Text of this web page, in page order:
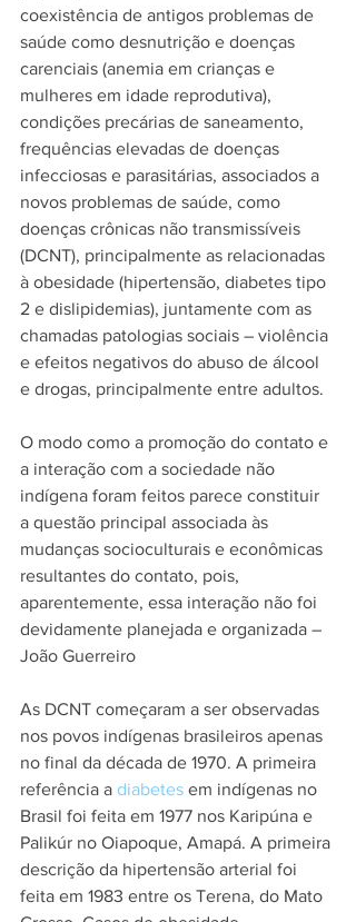
coexistência de antigos problemas de
saúde como desnutrição e doenças
carenciais (anemia em crianças e
mulheres em idade reprodutiva),
condições precárias de saneamento,
frequências elevadas de doenças
infecciosas e parasitárias, associados a
novos problemas de saúde, como
doenças crônicas não transmissíveis
(DCNT), principalmente as relacionadas
à obesidade (hipertensão, diabetes tipo
2 e dislipidemias), juntamente com as
chamadas patologias sociais – violência
e efeitos negativos do abuso de álcool
e drogas, principalmente entre adultos.
O modo como a promoção do contato e
a interação com a sociedade não
indígena foram feitos parece constituir
a questão principal associada às
mudanças socioculturais e econômicas
resultantes do contato, pois,
aparentemente, essa interação não foi
devidamente planejada e organizada –
João Guerreiro
As DCNT começaram a ser observadas
nos povos indígenas brasileiros apenas
no final da década de 1970. A primeira
referência a diabetes em indígenas no
Brasil foi feita em 1977 nos Karipúna e
Palikúr no Oiapoque, Amapá. A primeira
descrição da hipertensão arterial foi
feita em 1983 entre os Terena, do Mato